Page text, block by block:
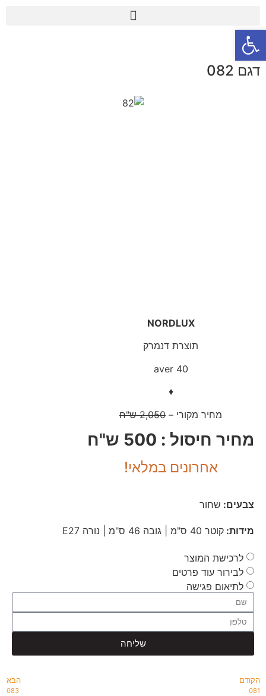
דגם 082
NORDLUX
תוצרת דנמרק
aver 40
♦
מחיר מקורי – 2,050 ש"ח
מחיר חיסול : 500 ש"ח
אחרונים במלאי!
צבעים: שחור
מידות: קוטר 40 ס"מ | גובה 46 ס"מ | נורה E27
לרכישת המוצר
לבירור עוד פרטים
לתיאום פגישה
שליחה
הקודם
081
הבא
083
פתח סרגל נגישות